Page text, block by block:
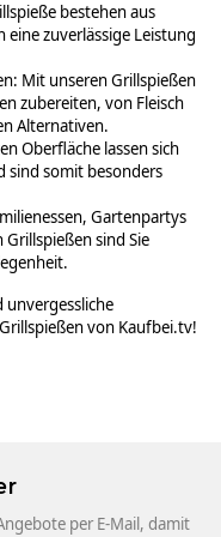
bestehen aus
zuverlässige Leistung
Mit unseren Grillspießen
zubereiten, von Fleisch
Alternativen.
Oberfläche lassen sich
sind somit besonders
Gartenpartys
sind Sie
unvergessliche
von Kaufbei.tv!
per E-Mail, damit